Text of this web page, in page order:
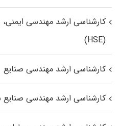
کارشناسی ارشد مهندسی
(HSE)
کارشناسی ارشد مهندسی صنایع
کارشناسی ارشد مهندسی